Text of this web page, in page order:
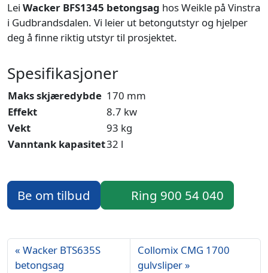
Lei Wacker BFS1345 betongsag hos Weikle på Vinstra
i Gudbrandsdalen. Vi leier ut betongutstyr og hjelper
deg å finne riktig utstyr til prosjektet.
Spesifikasjoner
Maks skjæredybde 170 mm
Effekt
8.7 kw
Vekt
93 kg
Vanntank kapasitet32 l
Be om tilbud Ring 900 54 040
Wacker BTS635S
betongsag
Collomix CMG 1700
gulvsliper